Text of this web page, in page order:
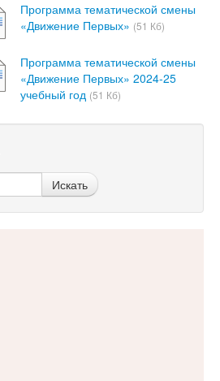
Программа тематической смены
«Движение Первых» (51 Кб)
Программа тематической смены
«Движение Первых» 2024-25
учебный год (51 Кб)
Искать